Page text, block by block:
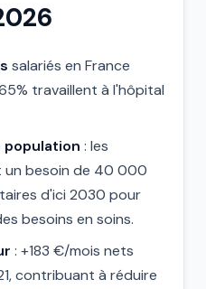
salariés en France
travaillent à l'hôpital
population : les
besoin de 40 000
d'ici 2030 pour
besoins en soins.
: +183 €/mois nets
contribuant à réduire